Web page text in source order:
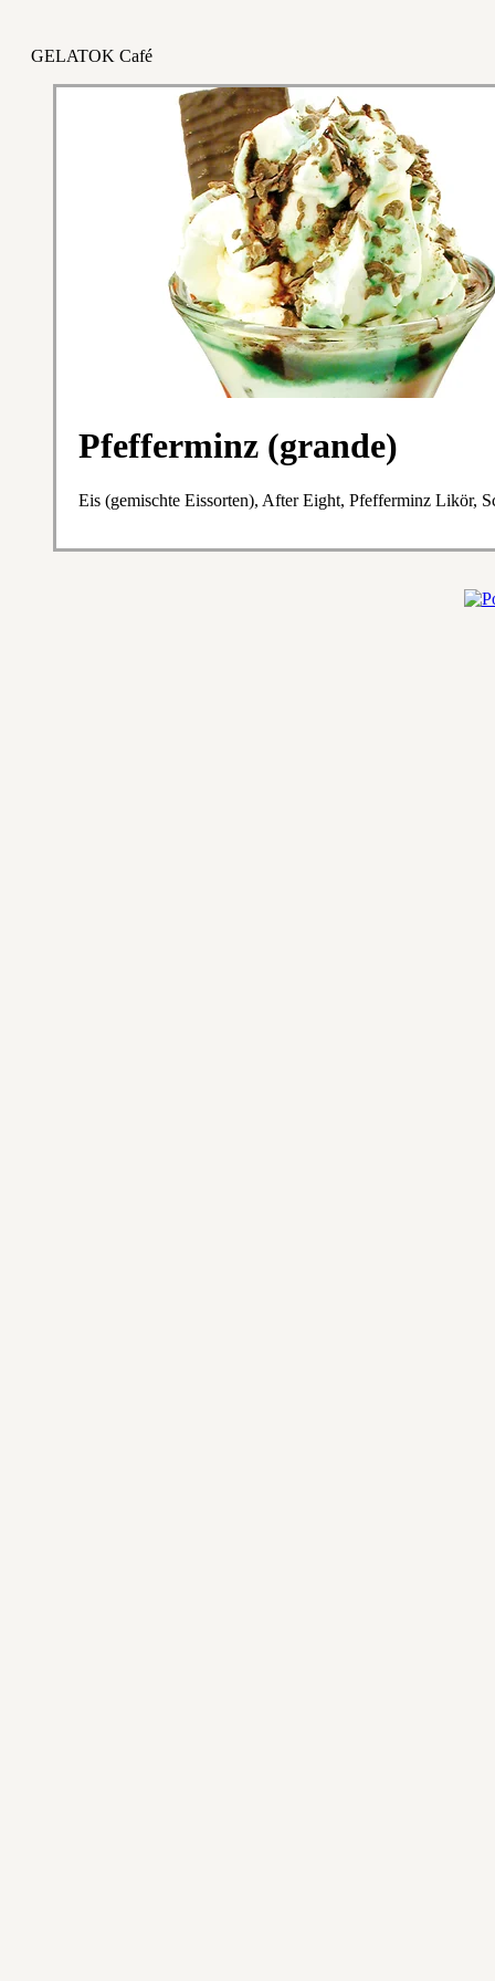
GELATOK Café
Pfefferminz (grande)
Eis (gemischte Eissorten), After Eight, Pfefferminz Likör,